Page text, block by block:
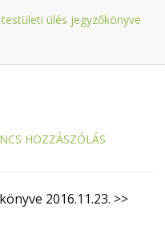
ülés jegyzőkönyve
HOZZÁSZÓLÁS
2016.11.23. >>